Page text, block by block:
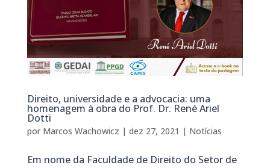
Direito, universidade e a advocacia: uma
homenagem à obra do Prof. Dr. René Ariel
Dotti
por Marcos Wachowicz | dez 27, 2021 | Notícias
Em nome da Faculdade de Direito do Setor de